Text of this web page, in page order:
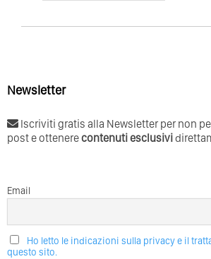
Newsletter
Iscriviti gratis alla Newsletter per non
post e ottenerecontenuti esclusivi
Email
Ho letto le indicazioni sulla privacy e il
questo sito.